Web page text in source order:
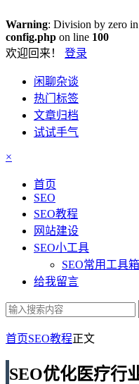
Warning: Division by zero in
config.php on line 100
欢迎回来！ 登录
闲聊杂谈
热门标签
文章归档
试试手气
×
首页
SEO
SEO教程
网站建设
SEO小工具
SEO常用工具箱
给我留言
首页SEO教程正文
SEO优化医疗行